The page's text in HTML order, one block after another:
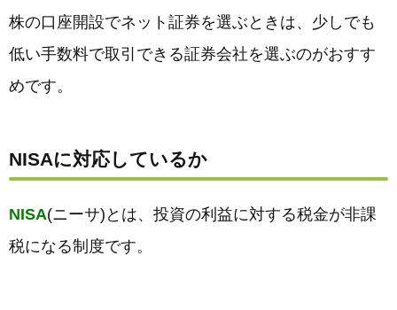
株の口座開設でネット証券を選ぶときは、少しでも
低い手数料で取引できる証券会社を選ぶのがおすす
めです。
NISAに対応しているか
NISA(ニーサ)とは、投資の利益に対する税金が非課
税になる制度です。